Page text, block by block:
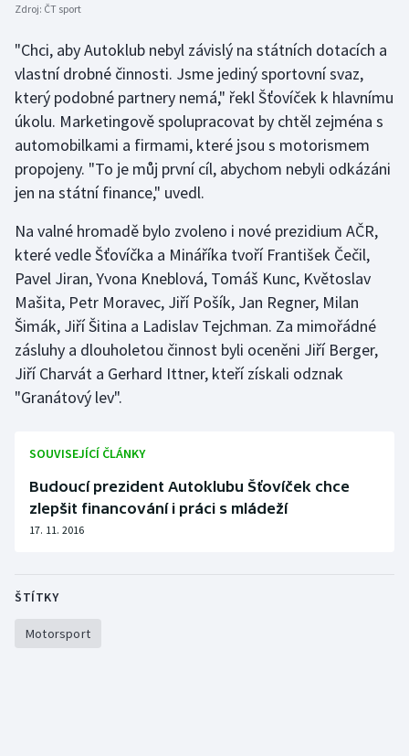
Rychlobruslení
Rychlostní kanoistika
Short track
Sportovní střelba
Stolní tenis
Triatlon
Veslování
Vodní slalom
Zdroj: ČT sport
"Chci, aby Autoklub nebyl závislý na státních dotacích a
vlastní drobné činnosti. Jsme jediný sportovní svaz,
který podobné partnery nemá," řekl Šťovíček k hlavnímu
úkolu. Marketingově spolupracovat by chtěl zejména s
automobilkami a firmami, které jsou s motorismem
propojeny. "To je můj první cíl, abychom nebyli odkázáni
jen na státní finance," uvedl.
Na valné hromadě bylo zvoleno i nové prezidium AČR,
které vedle Šťovíčka a Mináříka tvoří František Čečil,
Pavel Jiran, Yvona Kneblová, Tomáš Kunc, Květoslav
Mašita, Petr Moravec, Jiří Pošík, Jan Regner, Milan
Šimák, Jiří Šitina a Ladislav Tejchman. Za mimořádné
zásluhy a dlouholetou činnost byli oceněni Jiří Berger,
Jiří Charvát a Gerhard Ittner, kteří získali odznak
"Granátový lev".
SOUVISEJÍCÍ ČLÁNKY
Budoucí prezident Autoklubu Šťovíček chce
zlepšit financování i práci s mládeží
17. 11. 2016
ŠTÍTKY
Motorsport